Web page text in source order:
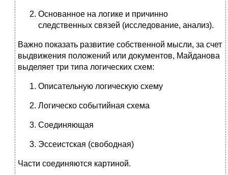
Основанное на логике и причинно
следственных связей (исследование, анализ).
Важно показать развитие собственной мысли, за счет
выдвижения положений или документов, Майданова
выделяет три типа логических схем:
Описательную логическую схему
Логическо событийная схема
Соединяющая
Эссеистская (свободная)
Части соединяются картиной.